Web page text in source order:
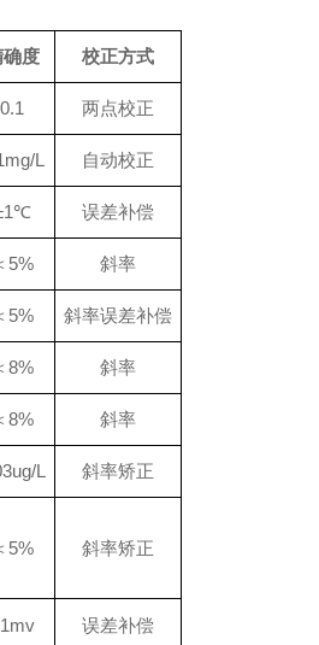
确度 校正方式
0.1 两点校正
L 自动校正
误差补偿
5% 斜率
5% 斜率误差补偿
8% 斜率
8% 斜率
L 斜率矫正
5% 斜率矫正
误差补偿